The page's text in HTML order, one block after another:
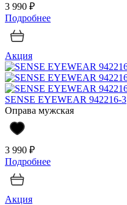
3 990 ₽
Подробнее
Акция
SENSE EYEWEAR 942216-3
Оправа мужская
3 990 ₽
Подробнее
Акция